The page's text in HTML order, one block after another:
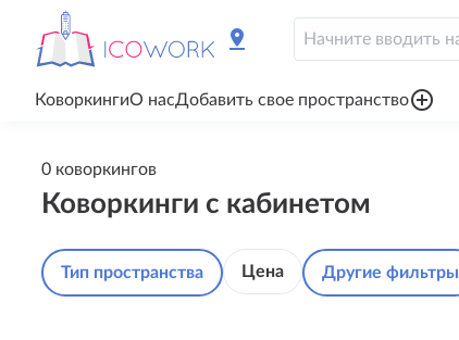
pin_drop
КоворкингиО насДобавить свое пространствоadd_circle_outline
0 коворкингов
Коворкинги с кабинетом
Тип пространства Цена Другие фильтры